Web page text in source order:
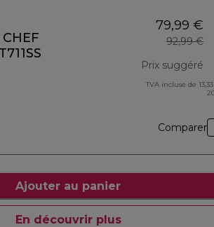
79,99 €
92,99 €
Prix suggéré
TVA incluse de
Comparer
Ajouter au panier
En découvrir plus